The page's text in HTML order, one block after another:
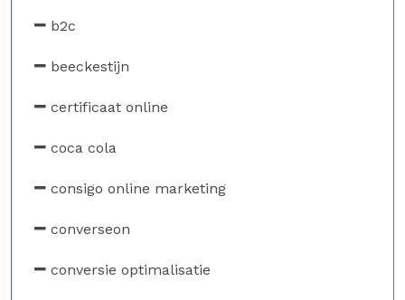
b2c
beeckestijn
certificaat online
coca cola
consigo online marketing
converseon
conversie optimalisatie